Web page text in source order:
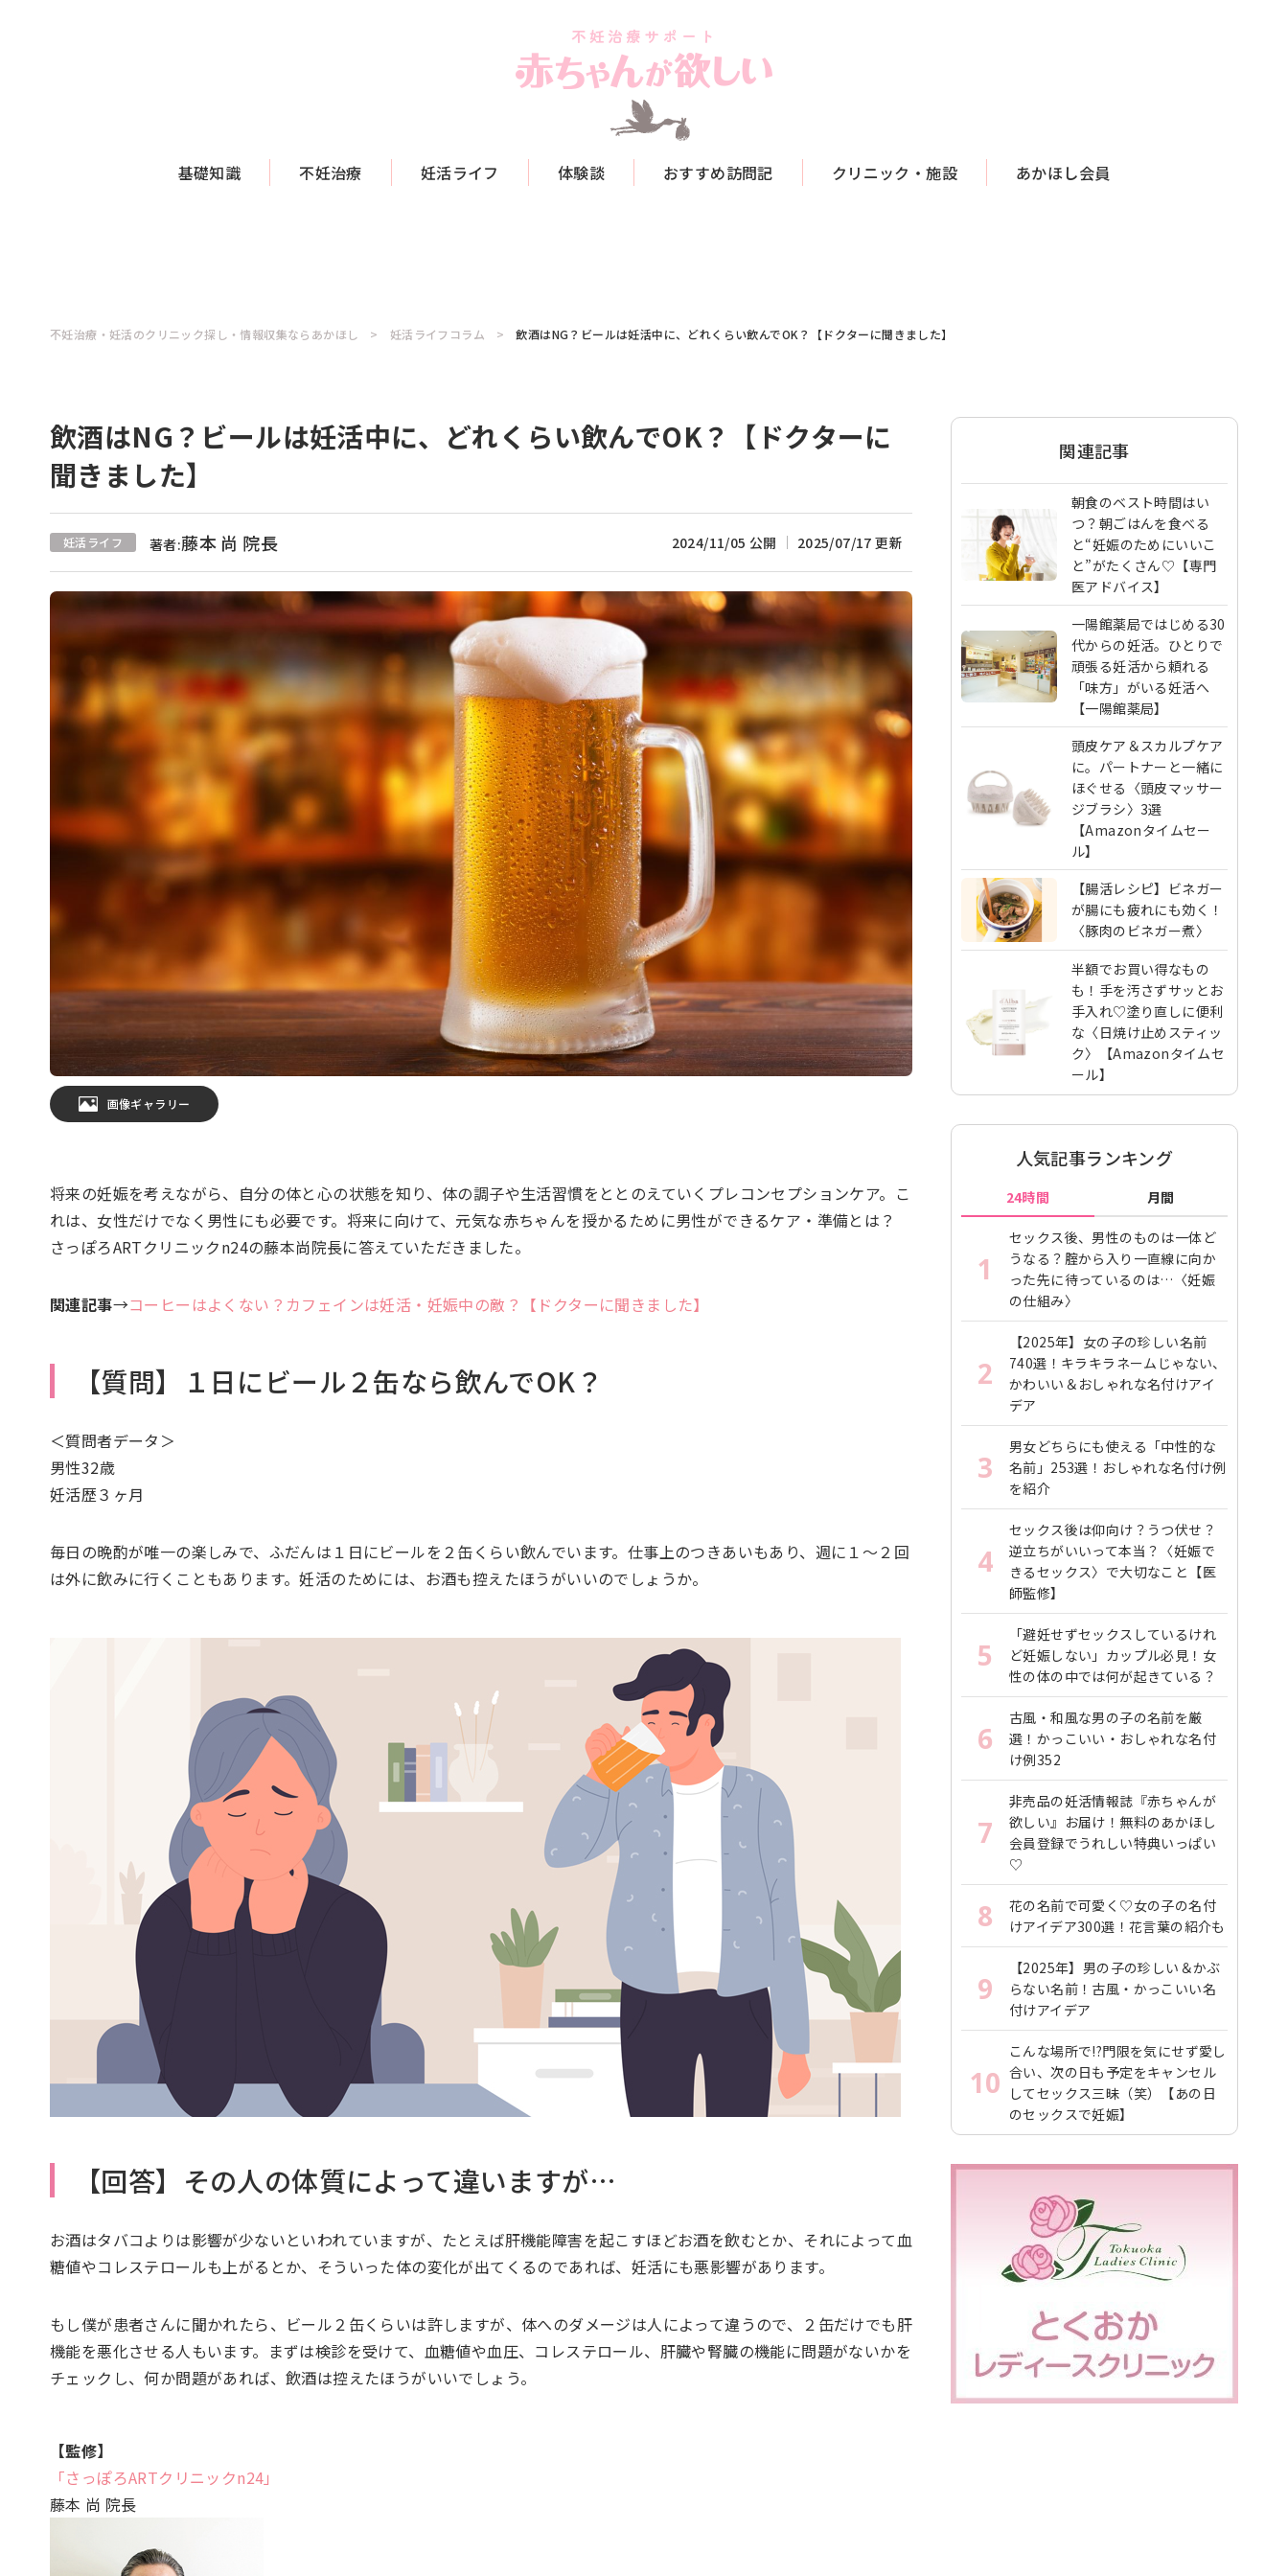
基礎知識 不妊治療 妊活ライフ 体験談 おすすめ訪問記 クリニック・施設 あかほし会員
不妊治療・妊活のクリニック探し・情報収集ならあかほし 妊活ライフコラム 飲酒はNG？ビールは妊活中に、どれくらい飲んでOK？【ドクターに聞きました】
飲酒はNG？ビールは妊活中に、どれくらい飲んでOK？【ドクターに
聞きました】
妊活ライフ 著者:藤本 尚 院長 2024/11/05 公開 2025/07/17 更新
画像ギャラリー
将来の妊娠を考えながら、自分の体と心の状態を知り、体の調子や生活習慣をととのえていくプレコンセプションケア。こ
れは、女性だけでなく男性にも必要です。将来に向けて、元気な赤ちゃんを授かるために男性ができるケア・準備とは？
さっぽろARTクリニックn24の藤本尚院長に答えていただきました。
関連記事→コーヒーはよくない？カフェインは妊活・妊娠中の敵？【ドクターに聞きました】
【質問】１日にビール２缶なら飲んでOK？
＜質問者データ＞
男性32歳
妊活歴３ヶ月
毎日の晩酌が唯一の楽しみで、ふだんは１日にビールを２缶くらい飲んでいます。仕事上のつきあいもあり、週に１～２回
は外に飲みに行くこともあります。妊活のためには、お酒も控えたほうがいいのでしょうか。
【回答】その人の体質によって違いますが…
お酒はタバコよりは影響が少ないといわれていますが、たとえば肝機能障害を起こすほどお酒を飲むとか、それによって血
糖値やコレステロールも上がるとか、そういった体の変化が出てくるのであれば、妊活にも悪影響があります。
もし僕が患者さんに聞かれたら、ビール２缶くらいは許しますが、体へのダメージは人によって違うので、２缶だけでも肝
機能を悪化させる人もいます。まずは検診を受けて、血糖値や血圧、コレステロール、肝臓や腎臓の機能に問題がないかを
チェックし、何か問題があれば、飲酒は控えたほうがいいでしょう。
【監修】
「さっぽろARTクリニックn24」
藤本 尚 院長
関連記事
朝食のベスト時間はい
つ？朝ごはんを食べる
と“妊娠のためにいいこ
と”がたくさん♡【専門
医アドバイス】
一陽館薬局ではじめる30
代からの妊活。ひとりで
頑張る妊活から頼れる
「味方」がいる妊活へ
【一陽館薬局】
頭皮ケア＆スカルプケア
に。パートナーと一緒に
ほぐせる〈頭皮マッサー
ジブラシ〉3選
【Amazonタイムセー
ル】
【腸活レシピ】ビネガー
が腸にも疲れにも効く！
〈豚肉のビネガー煮〉
半額でお買い得なもの
も！手を汚さずサッとお
手入れ♡塗り直しに便利
な〈日焼け止めスティッ
ク〉【Amazonタイムセ
ール】
人気記事ランキング
24時間 月間
1
セックス後、男性のものは一体ど
うなる？腟から入り一直線に向か
った先に待っているのは…〈妊娠
の仕組み〉
2
【2025年】女の子の珍しい名前
740選！キラキラネームじゃない、
かわいい＆おしゃれな名付けアイ
デア
3
男女どちらにも使える「中性的な
名前」253選！おしゃれな名付け例
を紹介
4
セックス後は仰向け？うつ伏せ？
逆立ちがいいって本当？〈妊娠で
きるセックス〉で大切なこと【医
師監修】
5
「避妊せずセックスしているけれ
ど妊娠しない」カップル必見！女
性の体の中では何が起きている？
6
古風・和風な男の子の名前を厳
選！かっこいい・おしゃれな名付
け例352
7
非売品の妊活情報誌『赤ちゃんが
欲しい』お届け！無料のあかほし
会員登録でうれしい特典いっぱい
♡
8
花の名前で可愛く♡女の子の名付
けアイデア300選！花言葉の紹介も
9
【2025年】男の子の珍しい＆かぶ
らない名前！古風・かっこいい名
付けアイデア
10
こんな場所で!?門限を気にせず愛し
合い、次の日も予定をキャンセル
してセックス三昧（笑）【あの日
のセックスで妊娠】